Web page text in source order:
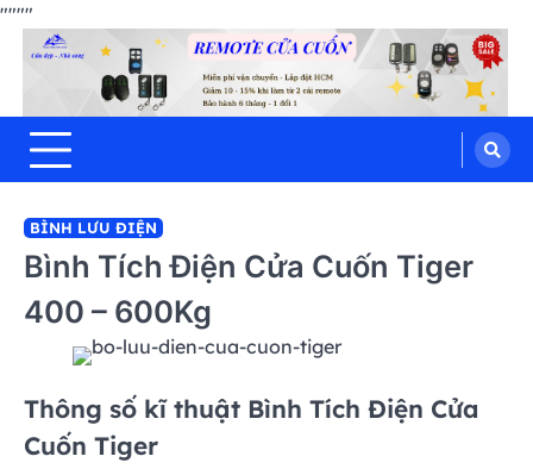
""""
Hưng Thịnh Phát
cửa cuốn, cửa kéo, cửa nhôm kính,
motor cổng tự động, Remote cửa,
bình lưu điện
BÌNH LƯU ĐIỆN
Bình Tích Điện Cửa Cuốn Tiger
400 – 600Kg
Thông số kĩ thuật Bình Tích Điện Cửa
Cuốn Tiger